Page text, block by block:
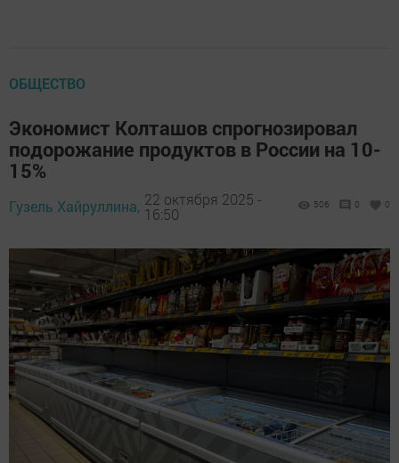
ОБЩЕСТВО
Экономист Колташов спрогнозировал
подорожание продуктов в России на 10-
15%
Гузель Хайруллина, 22 октября 2025 -
16:50
506 0 0